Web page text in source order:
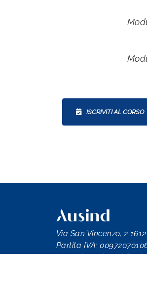
ISCRIVITI AL CORSO
Via San Vincenzo, 2
Partita IVA:
Per attivare i servizi e